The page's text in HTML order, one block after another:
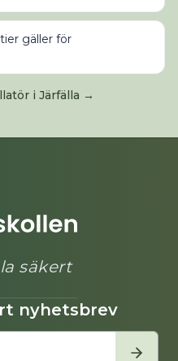
gäller för
i Järfälla →
säkert
nyhetsbrev